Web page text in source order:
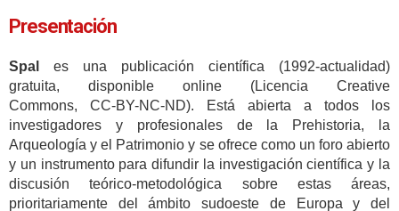
Presentación
Spal
es una publicación científica (1992-actualidad)
gratuita, disponible online (Licencia Creative
Commons, CC-BY-NC-ND). Está abierta a todos los
investigadores y profesionales de la Prehistoria, la
Arqueología y el Patrimonio y se ofrece como un foro abierto
y un instrumento para difundir la investigación científica y la
discusión teórico-metodológica sobre estas áreas,
prioritariamente del ámbito sudoeste de Europa y del